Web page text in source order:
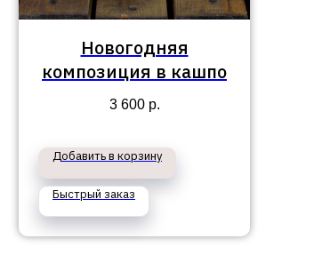
Новогодняя
композиция в кашпо
3 600 р.
Добавить в корзину
Быстрый заказ